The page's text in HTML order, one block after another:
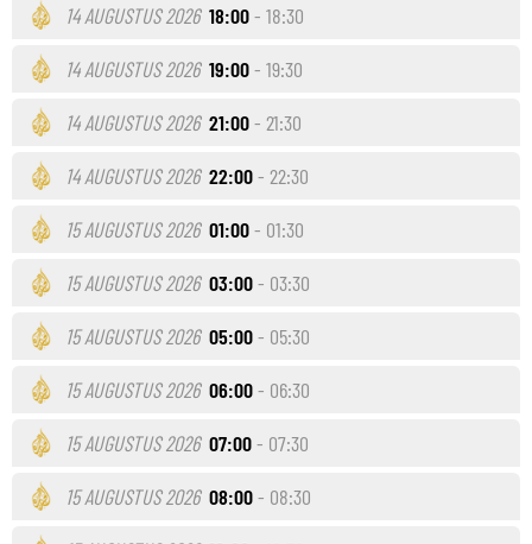
14 AUGUSTUS 2026 18:00- 18:30
14 AUGUSTUS 2026 19:00- 19:30
14 AUGUSTUS 2026 21:00- 21:30
14 AUGUSTUS 2026 22:00- 22:30
15 AUGUSTUS 2026 01:00- 01:30
15 AUGUSTUS 2026 03:00- 03:30
15 AUGUSTUS 2026 05:00- 05:30
15 AUGUSTUS 2026 06:00- 06:30
15 AUGUSTUS 2026 07:00- 07:30
15 AUGUSTUS 2026 08:00- 08:30